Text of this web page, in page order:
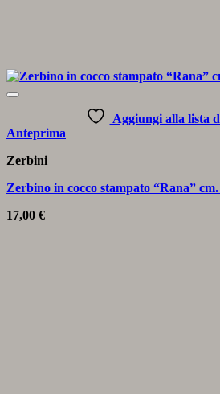
Aggiungi alla lista
Anteprima
Zerbini
Zerbino in cocco stampato “Rana”
17,00 €